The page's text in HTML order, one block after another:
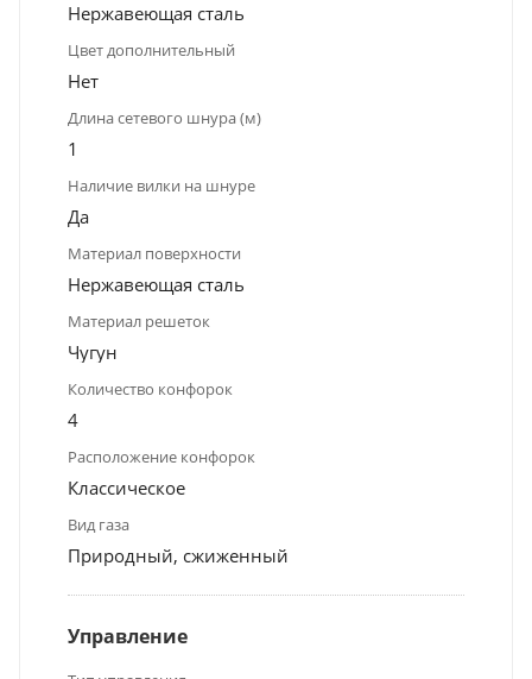
Нержавеющая сталь
Цвет дополнительный
Нет
Длина сетевого шнура (м)
1
Наличие вилки на шнуре
Да
Материал поверхности
Нержавеющая сталь
Материал решеток
Чугун
Количество конфорок
4
Расположение конфорок
Классическое
Вид газа
Природный, сжиженный
Управление